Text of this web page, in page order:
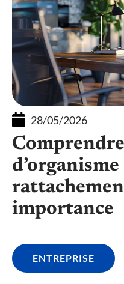
28/05/2026
d’organisme
importance
ENTREPRISE